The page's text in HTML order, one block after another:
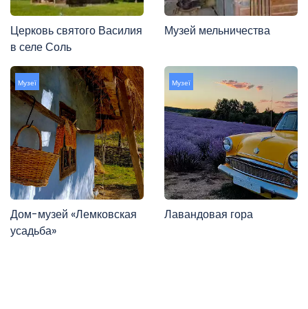
Церковь святого Василия
в селе Соль
Музей мельничества
Музеї
Дом-музей «Лемковская
усадьба»
Музеї
Лавандовая гора